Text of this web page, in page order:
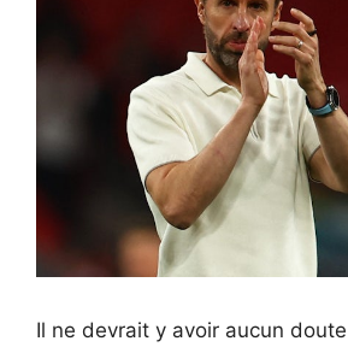
Il ne devrait y avoir aucun